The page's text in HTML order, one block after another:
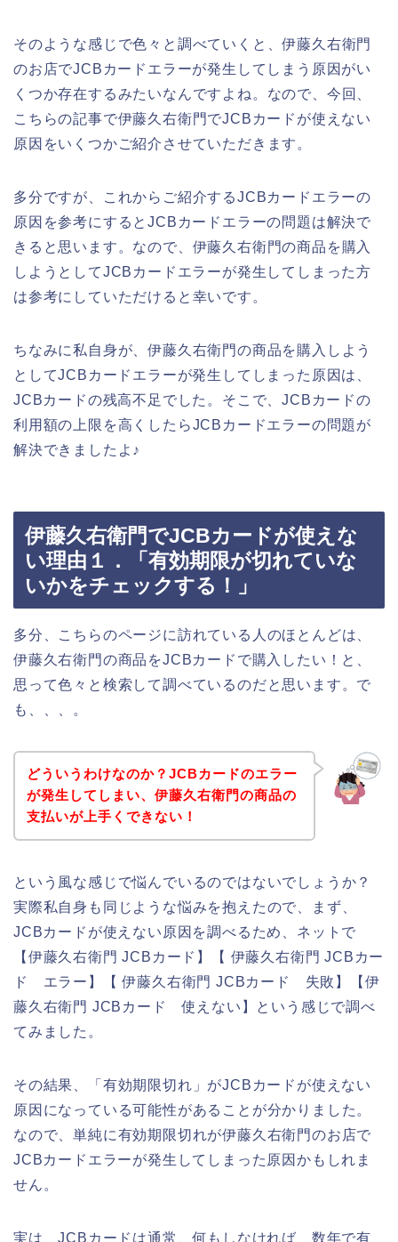
そのような感じで色々と調べていくと、伊藤久右衛門
のお店でJCBカードエラーが発生してしまう原因がい
くつか存在するみたいなんですよね。なので、今回、
こちらの記事で伊藤久右衛門でJCBカードが使えない
原因をいくつかご紹介させていただきます。
多分ですが、これからご紹介するJCBカードエラーの
原因を参考にするとJCBカードエラーの問題は解決で
きると思います。なので、伊藤久右衛門の商品を購入
しようとしてJCBカードエラーが発生してしまった方
は参考にしていただけると幸いです。
ちなみに私自身が、伊藤久右衛門の商品を購入しよう
としてJCBカードエラーが発生してしまった原因は、
JCBカードの残高不足でした。そこで、JCBカードの
利用額の上限を高くしたらJCBカードエラーの問題が
解決できましたよ♪
伊藤久右衛門でJCBカードが使えな
い理由１．「有効期限が切れていな
いかをチェックする！」
多分、こちらのページに訪れている人のほとんどは、
伊藤久右衛門の商品をJCBカードで購入したい！と、
思って色々と検索して調べているのだと思います。で
も、、、。
どういうわけなのか？JCBカードのエラー
が発生してしまい、伊藤久右衛門の商品の
支払いが上手くできない！
という風な感じで悩んでいるのではないでしょうか？
実際私自身も同じような悩みを抱えたので、まず、
JCBカードが使えない原因を調べるため、ネットで
【伊藤久右衛門 JCBカード】【 伊藤久右衛門 JCBカー
ド エラー】【 伊藤久右衛門 JCBカード 失敗】【伊
藤久右衛門 JCBカード 使えない】という感じで調べ
てみました。
その結果、「有効期限切れ」がJCBカードが使えない
原因になっている可能性があることが分かりました。
なので、単純に有効期限切れが伊藤久右衛門のお店で
JCBカードエラーが発生してしまった原因かもしれま
せん。
実は、JCBカードは通常、何もしなければ、数年で有